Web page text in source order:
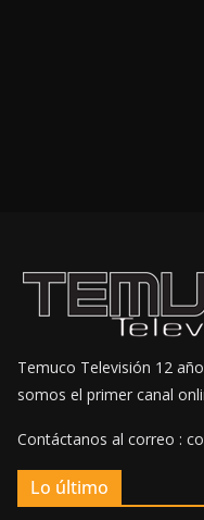
Temuco Televisión 12
somos el primer canal
Contáctanos al correo :
Lo último